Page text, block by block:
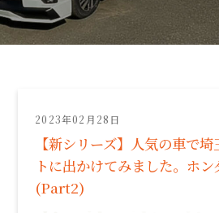
2023年02月28日
【新シリーズ】人気の車で
トに出かけてみました。ホ
(Part2)